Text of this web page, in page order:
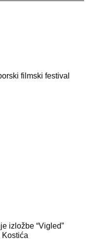
filmski festival
izložbe “Vigled”
Kostića